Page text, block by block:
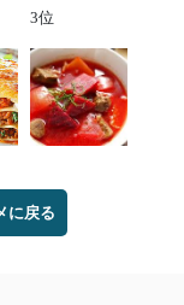
3位
に戻る